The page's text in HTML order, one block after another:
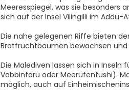
Meeresspiegel, was sie
sich auf der Insel Vilingilli im Addu-
Die nahe gelegenen Riffe bieten
Brotfruchtbäumen bewachsen
Die Malediven lassen sich in Inseln
Vabbinfaru oder Meerufenfushi).
möglich, auch auf